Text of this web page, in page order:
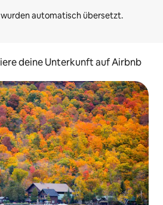
deine Unterkunft auf Airbnb